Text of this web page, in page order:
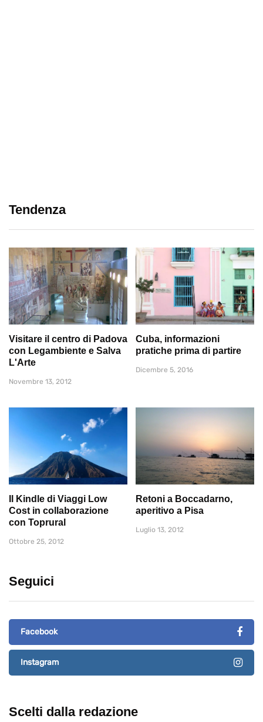
Tendenza
Visitare il centro di Padova
con Legambiente e Salva
L'Arte
Novembre 13, 2012
Cuba, informazioni
pratiche prima di partire
Dicembre 5, 2016
Il Kindle di Viaggi Low
Cost in collaborazione
con Toprural
Ottobre 25, 2012
Retoni a Boccadarno,
aperitivo a Pisa
Luglio 13, 2012
Seguici
Facebook
Instagram
Scelti dalla redazione